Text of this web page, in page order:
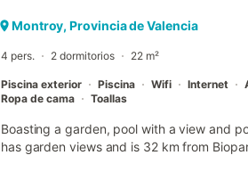
Montroy, Provincia de Valencia
4 pers. 2 dormitorios 22 m²
Piscina exterior Piscina Wifi Internet
Ropa de cama
Toallas
Boasting a garden, pool with a view and
has garden views and is 32 km from